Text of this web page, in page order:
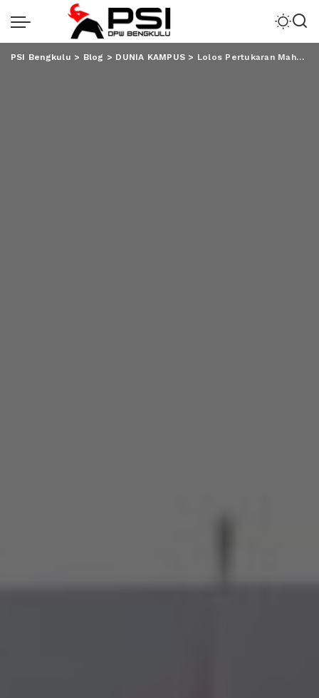
PSI Bengkulu > Blog > DUNIA KAMPUS > Lolos Pertukaran Mahasiswa ke Amerika, Tama Akan Belajar Perfilman